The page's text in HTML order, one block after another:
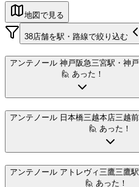
地図で見る
38店舗を駅・路線で絞り込む
アンテノール 神戸阪急三宮駅 ・神
🙋 あった！
アンテノール 日本橋三越本店三越
🙋 あった！
アンテノール アトレヴィ三鷹三鷹駅
🙋 あった！